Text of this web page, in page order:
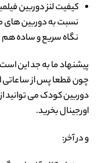
کیفیت لنز دوربین
نسبت به دوربین های
نگاه سریع و ساده هم
پیشنهاد ما به جد این
چون قطعا پس از ساعاتی
دوربین کودک می توانید
اورجینال بخرید.
و در آخر: